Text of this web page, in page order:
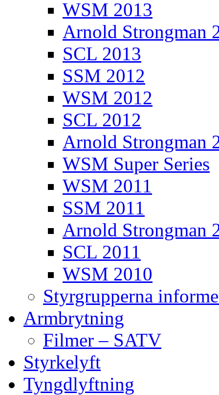
WSM 2013
Arnold Strongman
SCL 2013
SSM 2012
WSM 2012
SCL 2012
Arnold Strongman
WSM Super Series
WSM 2011
SSM 2011
Arnold Strongman
SCL 2011
WSM 2010
Styrgrupperna
Armbrytning
Filmer – SATV
Styrkelyft
Tyngdlyftning